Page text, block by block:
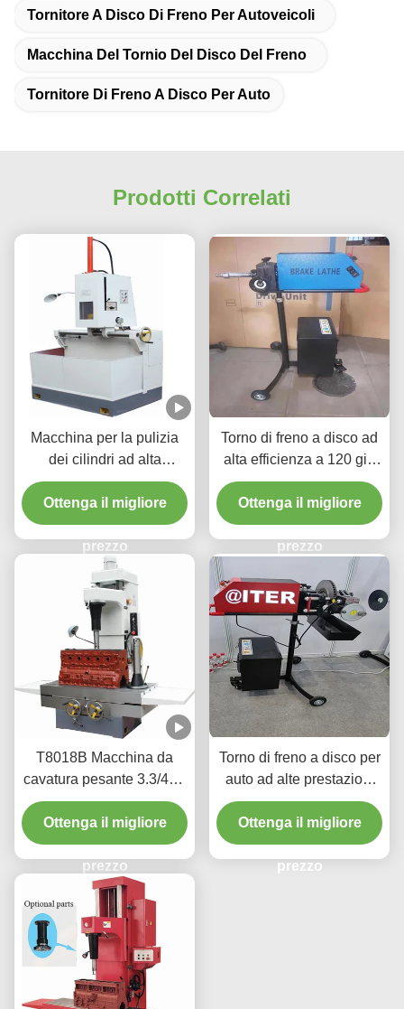
Tornitore A Disco Di Freno Per Autoveicoli
Macchina Del Tornio Del Disco Del Freno
Tornitore Di Freno A Disco Per Auto
Prodotti Correlati
Macchina per la pulizia
dei cilindri ad alta
precisione 1.1/1.5kw per
veicoli cilindro
Ottenga il migliore
prezzo
Torno di freno a disco ad
alta efficienza a 120 giri
al minuto per la
manutenzione del veicolo
T2009
Ottenga il migliore
prezzo
T8018B Macchina da
cavatura pesante 3.3/4kw
con un'interfaccia facile
da usare
Ottenga il migliore
prezzo
Torno di freno a disco per
auto ad alte prestazioni
220v/110v per laboratorio
T2009
Ottenga il migliore
prezzo